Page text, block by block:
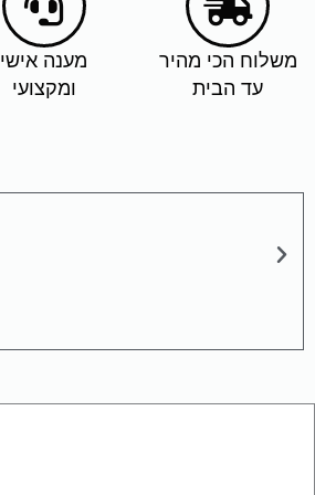
משלוח הכי מהיר
עד הבית
מענה אישי
ומקצועי